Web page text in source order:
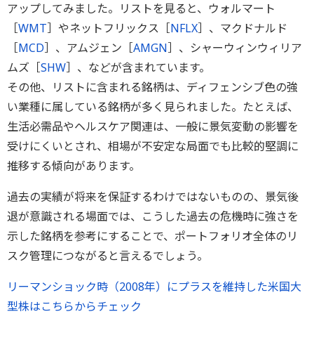
アップしてみました。リストを見ると、ウォルマート
［WMT］やネットフリックス［NFLX］、マクドナルド
［MCD］、アムジェン［AMGN］、シャーウィンウィリア
ムズ［SHW］、などが含まれています。
その他、リストに含まれる銘柄は、ディフェンシブ色の強
い業種に属している銘柄が多く見られました。たとえば、
生活必需品やヘルスケア関連は、一般に景気変動の影響を
受けにくいとされ、相場が不安定な局面でも比較的堅調に
推移する傾向があります。
過去の実績が将来を保証するわけではないものの、景気後
退が意識される場面では、こうした過去の危機時に強さを
示した銘柄を参考にすることで、ポートフォリオ全体のリ
スク管理につながると言えるでしょう。
リーマンショック時（2008年）にプラスを維持した米国大
型株はこちらからチェック